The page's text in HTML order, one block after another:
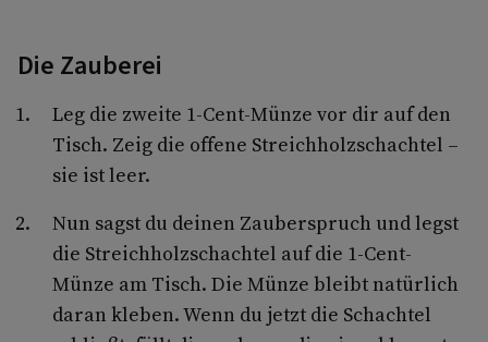
Die Zauberei
Leg die zweite 1-Cent-Münze vor dir auf den
Tisch. Zeig die offene Streichholzschachtel –
sie ist leer.
Nun sagst du deinen Zauberspruch und legst
die Streichholzschachtel auf die 1-Cent-
Münze am Tisch. Die Münze bleibt natürlich
daran kleben. Wenn du jetzt die Schachtel